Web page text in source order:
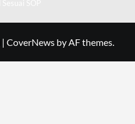
| CoverNewsby AF themes.